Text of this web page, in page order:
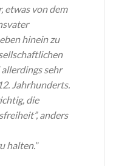
etwas von dem
hinein zu
sehr
Jahrhunderts.
die
anders
halten.”